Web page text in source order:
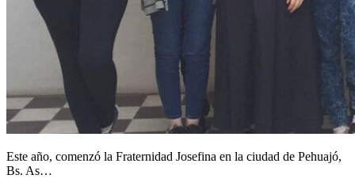
Este año, comenzó la Fraternidad Josefina en la ciudad de Pehuajó,
Bs. As…